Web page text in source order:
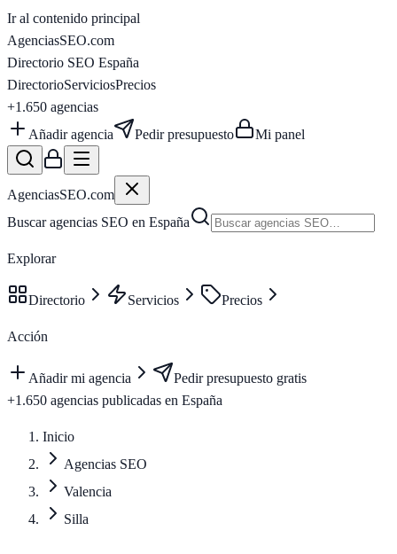
Ir al contenido principal
AgenciasSEO.com
Directorio SEO España
DirectorioServiciosPrecios
+1.650 agencias
Añadir agencia
Pedir presupuesto Mi panel
AgenciasSEO.com
Buscar agencias SEO en España
Explorar
Directorio Servicios Precios
Acción
Añadir mi agencia
Pedir presupuesto gratis
+1.650 agencias publicadas en España
Inicio
Agencias SEO
Valencia
Silla